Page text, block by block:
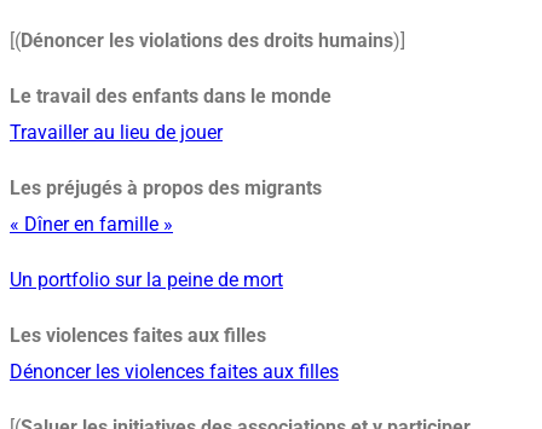
[(Dénoncer les violations des droits humains)]
Le travail des enfants dans le monde
Travailler au lieu de jouer
Les préjugés à propos des migrants
« Dîner en famille »
Un portfolio sur la peine de mort
Les violences faites aux filles
Dénoncer les violences faites aux filles